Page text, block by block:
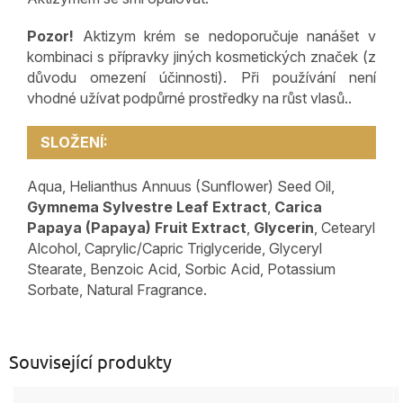
Pozor! Aktizym krém se nedoporučuje nanášet v
kombinaci s přípravky jiných kosmetických značek (z
důvodu omezení účinnosti). Při používání není
vhodné užívat podpůrné prostředky na růst vlasů..
SLOŽENÍ:
Aqua, Helianthus Annuus (Sunflower) Seed Oil,
Gymnema Sylvestre Leaf Extract, Carica
Papaya (Papaya) Fruit Extract, Glycerin, Cetearyl
Alcohol, Caprylic/Capric Triglyceride, Glyceryl
Stearate, Benzoic Acid, Sorbic Acid, Potassium
Sorbate, Natural Fragrance.
Související produkty